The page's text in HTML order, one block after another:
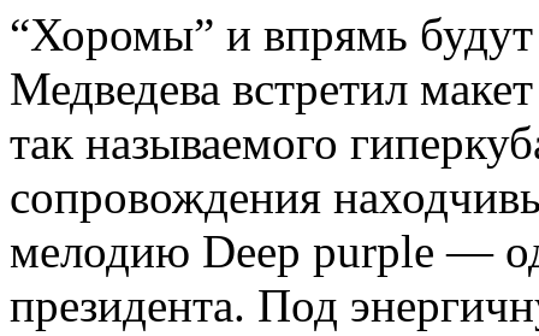
“Хоромы” и впрямь
Медведева встретил
так называемого
сопровождения
мелодию Deep purple —
президента. Под